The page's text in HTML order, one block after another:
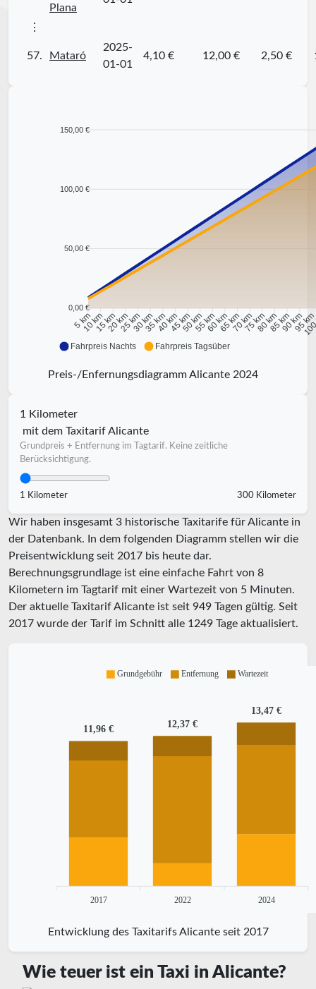
Plana
⋮
57. Mataró
2025-
01-01
4,10 € 12,00 € 2,50 €
150,00 €
100,00 €
50,00 €
0,00 €
5 km
10 km15 km20 km25 km30 km35 km40 km45 km50 km55 km60 km65 km70 km75 km80 km85 km90 km95 km
Fahrpreis Nachts Fahrpreis Tagsüber
Preis-/Enfernungsdiagramm Alicante 2024
1 Kilometer
mit dem Taxitarif Alicante
Grundpreis + Entfernung im Tagtarif. Keine zeitliche
Berücksichtigung.
1 Kilometer 300 Kilometer
Wir haben insgesamt 3 historische Taxitarife für Alicante in
der Datenbank. In dem folgenden Diagramm stellen wir die
Preisentwicklung seit 2017 bis heute dar.
Berechnungsgrundlage ist eine einfache Fahrt von 8
Kilometern im Tagtarif mit einer Wartezeit von 5 Minuten.
Der aktuelle Taxitarif Alicante ist seit 949 Tagen gültig. Seit
2017 wurde der Tarif im Schnitt alle 1249 Tage aktualisiert.
11,96 € 12,37 €
13,47 €
2017 2022 2024
Grundgebühr Entfernung Wartezeit
Entwicklung des Taxitarifs Alicante seit 2017
Wie teuer ist ein Taxi in Alicante?